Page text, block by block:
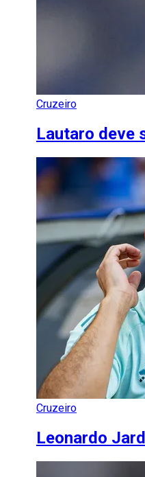
Cruzeiro
Lautaro deve
Cruzeiro
Leonardo